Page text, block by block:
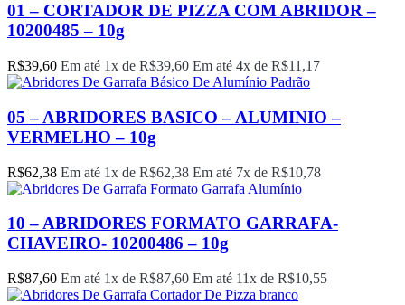
01 – CORTADOR DE PIZZA COM ABRIDOR –
10200485 – 10g
R$39,60 Em até 1x de R$39,60 Em até 4x de R$11,17
05 – ABRIDORES BASICO – ALUMINIO –
VERMELHO – 10g
R$62,38 Em até 1x de R$62,38 Em até 7x de R$10,78
10 – ABRIDORES FORMATO GARRAFA-
CHAVEIRO- 10200486 – 10g
R$87,60 Em até 1x de R$87,60 Em até 11x de R$10,55